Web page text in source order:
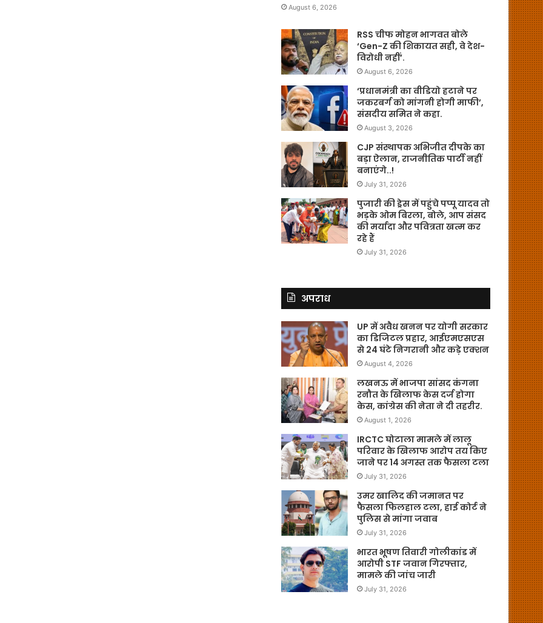
August 6, 2026
RSS चीफ मोहन भागवत बोले
‘Gen-Z की शिकायत सही, वे देश-
विरोधी नहीं’.
August 6, 2026
‘प्रधानमंत्री का वीडियो हटाने पर
जकरबर्ग को मांगनी होगी माफी’,
संसदीय समित ने कहा.
August 3, 2026
CJP संस्थापक अभिजीत दीपके का
बड़ा ऐलान, राजनीतिक पार्टी नहीं
बनाएंगे..!
July 31, 2026
पुजारी की ड्रेस में पहुंचे पप्पू यादव तो
भड़के ओम बिरला, बोले, आप संसद
की मर्यादा और पवित्रता खत्म कर
रहे हैं
July 31, 2026
अपराध
UP में अवैध खनन पर योगी सरकार
का डिजिटल प्रहार, आईएमएसएस
से 24 घंटे निगरानी और कड़े एक्शन
August 4, 2026
लखनऊ में भाजपा सांसद कंगना
रनौत के खिलाफ केस दर्ज होगा
केस, कांग्रेस की नेता ने दी तहरीर.
August 1, 2026
IRCTC घोटाला मामले में लालू
परिवार के खिलाफ आरोप तय किए
जाने पर 14 अगस्त तक फैसला टला
July 31, 2026
उमर खालिद की जमानत पर
फैसला फिलहाल टला, हाई कोर्ट ने
पुलिस से मांगा जवाब
July 31, 2026
भारत भूषण तिवारी गोलीकांड में
आरोपी STF जवान गिरफ्तार,
मामले की जांच जारी
July 31, 2026